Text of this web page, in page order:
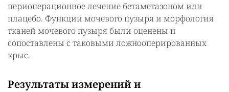
периоперационное лечение бетаметазоном или
плацебо. Функции мочевого пузыря и морфология
тканей мочевого пузыря были оценены и
сопоставлены с таковыми ложнооперированных
крыс.
Результаты измерений и